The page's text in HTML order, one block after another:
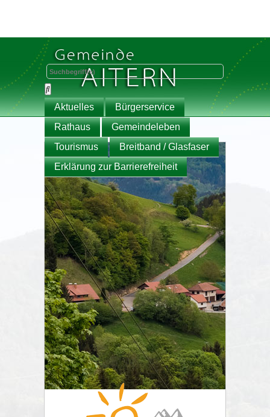
Aktuelles
Bürgerservice
Rathaus
Gemeindeleben
Tourismus
Breitband / Glasfaser
Erklärung zur Barrierefreiheit